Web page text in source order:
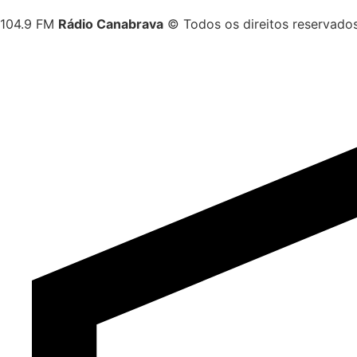
104.9 FM Rádio Canabrava © Todos os direitos